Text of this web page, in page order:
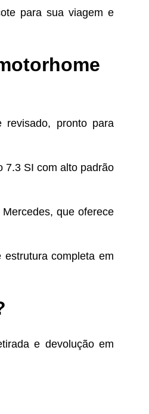
para sua viagem e
revisado, pronto para
7.3 SI com alto padrão
que oferece
completa em
e devolução em